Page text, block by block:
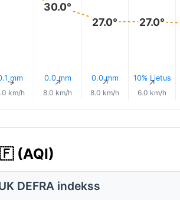
mm
↑
km/h
30.0°
0.0 mm
↑
8.0 km/h
27.0°
0.0 mm
↑
8.0 km/h
27.0°
10% Lietus
↑
6.0 km/h
(AQI)
DEFRA indekss